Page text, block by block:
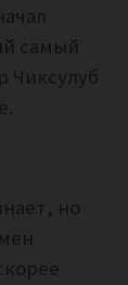
самый
Чиксулуб
но